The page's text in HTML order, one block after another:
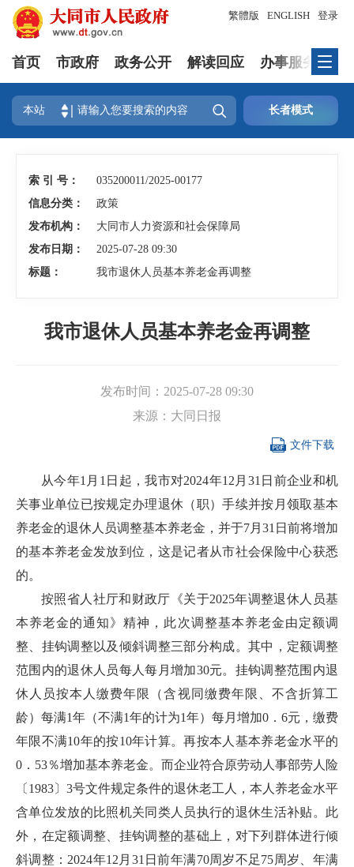
登录
繁體版 ENGLISH
首页 市政府 政务公开 解读回应 办事服务
本站  长者模式
索 引 号：
035200011/2025-00177
信息分类：
政策
发布机构：
大同市人力资源和社会保障局
发布日期：
2025-07-28 09:30
标题：
我市退休人员基本养老金再调整
我市退休人员基本养老金再调整
发布时间： 2025-07-28 09:30
来源： 大同日报
 文件下载
从今年1月1日起，我市对2024年12月31日前企业和机
关事业单位已按规定办理退休（职）手续并按月领取基本
养老金的退休人员调整基本养老金，并于7月31日前将增加
的基本养老金发放到位，这是记者从市社会保险中心获悉
的。
按照省人社厅和财政厅《关于2025年调整退休人员基
本养老金的通知》精神，此次调整基本养老金由定额调
整、挂钩调整以及倾斜调整三部分构成。其中，定额调整
范围内的退休人员每人每月增加30元。挂钩调整范围内退
休人员按本人缴费年限（含视同缴费年限、不含折算工
龄）每满1年（不满1年的计为1年）每月增加0．6元，缴费
年限不满10年的按10年计算。再按本人基本养老金水平的
0．53％增加基本养老金。而企业符合原劳动人事部劳人险
〔1983〕3号文件规定条件的退休老工人，本人养老金水平
含单位发放的比照机关同类人员执行的退休生活补贴。此
外，在定额调整、挂钩调整的基础上，对下列群体进行倾
斜调整：2024年12月31日前年满70周岁不足75周岁、年满